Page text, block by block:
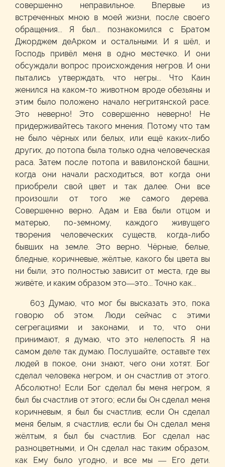
совершенно неправильное. Впервые из
встреченных мною в моей жизни, после своего
обращения... Я был... познакомился с Братом
Джорджем деАрком и остальными. И я шёл, и
Господь привёл меня в одно местечко. И они
обсуждали вопрос происхождения негров. И они
пытались утверждать, что негры... Что Каин
женился на каком-то животном вроде обезьяны и
этим было положено начало негритянской расе.
Это неверно! Это совершенно неверно! Не
придерживайтесь такого мнения. Потому что там
не было чёрных или белых, или ещё каких-либо
других, до потопа была только одна человеческая
раса. Затем после потопа и вавилонской башни,
когда они начали расходиться, вот когда они
приобрели свой цвет и так далее. Они все
произошли от того же самого дерева.
Совершенно верно. Адам и Ева были отцом и
матерью, по-земному, каждого живущего
творения человеческих существ, когда-либо
бывших на земле. Это верно. Чёрные, белые,
бледные, коричневые, жёлтые, какого бы цвета вы
ни были, это полностью зависит от места, где вы
живёте, и каким образом это—это... Точно как...
603 Думаю, что мог бы высказать это, пока
говорю об этом. Люди сейчас с этими
сегрегациями и законами, и то, что они
принимают, я думаю, что это нелепость. Я на
самом деле так думаю. Послушайте, оставьте тех
людей в покое, они знают, чего они хотят. Бог
сделал человека негром, и он счастлив от этого.
Абсолютно! Если Бог сделал бы меня негром, я
был бы счастлив от этого; если бы Он сделал меня
коричневым, я был бы счастлив; если Он сделал
меня белым, я счастлив; если бы Он сделал меня
жёлтым, я был бы счастлив. Бог сделал нас
разноцветными, и Он сделал нас таким образом,
как Ему было угодно, и все мы — Его дети.